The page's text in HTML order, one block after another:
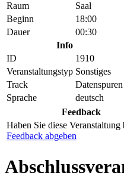
Raum
Saal
Beginn
18:00
Dauer
00:30
Info
ID
1910
Veranstaltungstyp Sonstiges
Track
Datenspuren
Sprache
deutsch
Feedback
Haben Sie diese Veranstaltung
Feedback abgeben